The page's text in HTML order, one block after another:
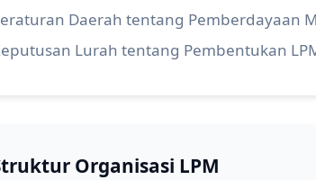
Daerah tentang Pemberdayaan
Lurah tentang Pembentukan
Organisasi LPM